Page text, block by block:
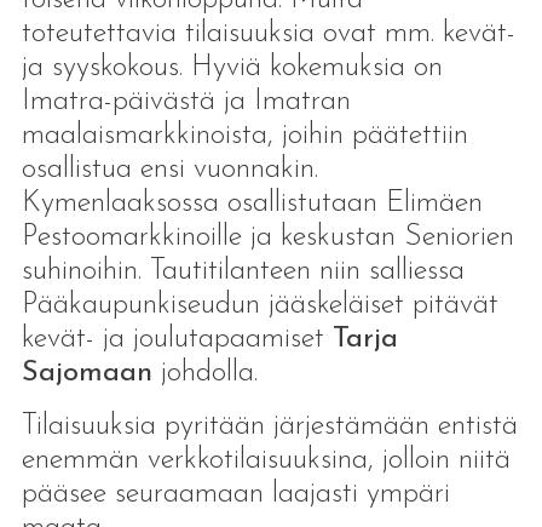
toteutettavia tilaisuuksia ovat mm. kevät-
ja syyskokous. Hyviä kokemuksia on
Imatra-päivästä ja Imatran
maalaismarkkinoista, joihin päätettiin
osallistua ensi vuonnakin.
Kymenlaaksossa osallistutaan Elimäen
Pestoomarkkinoille ja keskustan Seniorien
suhinoihin. Tautitilanteen niin salliessa
Pääkaupunkiseudun jääskeläiset pitävät
kevät- ja joulutapaamiset
Tarja
Sajomaan johdolla.
Tilaisuuksia pyritään järjestämään entistä
enemmän verkkotilaisuuksina, jolloin niitä
pääsee seuraamaan laajasti ympäri